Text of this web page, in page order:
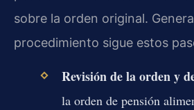
sobre la orden original.
procedimiento sigue estos
Revisión de la orden y
la orden de pensión